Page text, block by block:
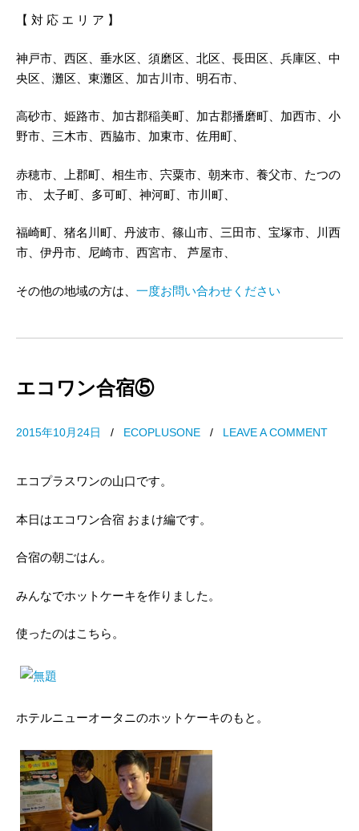
【 対 応 エ リ ア 】
神戸市、西区、垂水区、須磨区、北区、長田区、兵庫区、中
央区、灘区、東灘区、加古川市、明石市、
高砂市、姫路市、加古郡稲美町、加古郡播磨町、加西市、小
野市、三木市、西脇市、加東市、佐用町、
赤穂市、上郡町、相生市、宍粟市、朝来市、養父市、たつの
市、 太子町、多可町、神河町、市川町、
福崎町、猪名川町、丹波市、篠山市、三田市、宝塚市、川西
市、伊丹市、尼崎市、西宮市、 芦屋市、
その他の地域の方は、 一度お問い合わせください
エコワン合宿⑤
2015年10月24日 / ECOPLUSONE / LEAVE A COMMENT
エコプラスワンの山口です。
本日はエコワン合宿 おまけ編です。
合宿の朝ごはん。
みんなでホットケーキを作りました。
使ったのはこちら。
ホテルニューオータニのホットケーキのもと。